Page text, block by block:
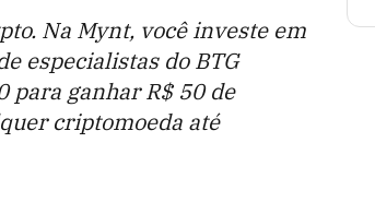
Na Mynt, você investe em
especialistas do BTG
para ganhar R$ 50 de
criptomoeda até